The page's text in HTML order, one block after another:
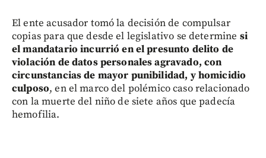
El ente acusador tomó la decisión de compulsar
copias para que desde el legislativo se determine si
el mandatario incurrió en el presunto delito de
violación de datos personales agravado, con
circunstancias de mayor punibilidad, y homicidio
culposo, en el marco del polémico caso relacionado
con la muerte del niño de siete años que padecía
hemofilia.